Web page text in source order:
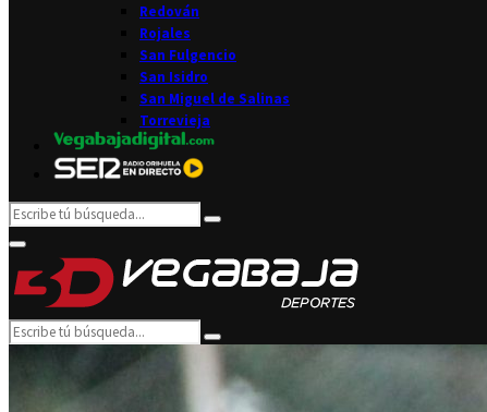
Redován
Rojales
San Fulgencio
San Isidro
San Miguel de Salinas
Torrevieja
Search
for:
Search
Primary
Menu
Search
for:
Search